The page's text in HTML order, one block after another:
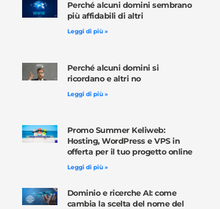
Perché alcuni domini sembrano
più affidabili di altri
Leggi di più »
Perché alcuni domini si
ricordano e altri no
Leggi di più »
Promo Summer Keliweb:
Hosting, WordPress e VPS in
offerta per il tuo progetto online
Leggi di più »
Dominio e ricerche AI: come
cambia la scelta del nome del